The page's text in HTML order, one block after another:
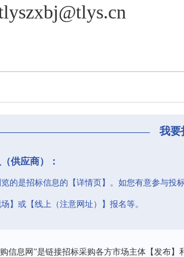
我要
供应商）：
的是招标信息的【详情页】。如您有意参与投
】或【线上（注意网址）】报名等。
信息网”是链接招标采购各方市场主体【发布